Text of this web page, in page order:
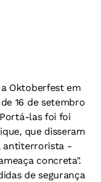
Oktoberfest em
16 de setembro
las foi foi
que disseram
antiterrorista -
concreta".
de segurança